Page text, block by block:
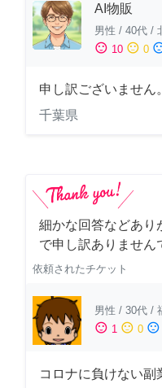
AI物販
男性 / 40代 /
sentiment_satisfied 10 sentiment_neutral 0
申し訳ございません
千葉県
細かな回答などあり
で申し訳ありません
依頼されたチケット
男性 / 30代 /
sentiment_satisfied 1 sentiment_neutral 0 sentiment_dissatisfied
コロナに負けない副